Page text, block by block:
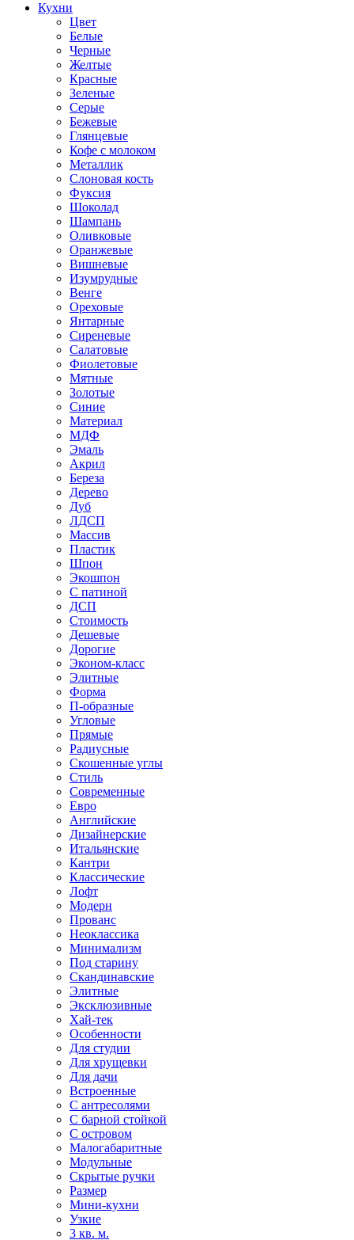
Кухни
Цвет
Белые
Черные
Желтые
Красные
Зеленые
Серые
Бежевые
Глянцевые
Кофе с молоком
Металлик
Слоновая кость
Фуксия
Шоколад
Шампань
Оливковые
Оранжевые
Вишневые
Изумрудные
Венге
Ореховые
Янтарные
Сиреневые
Салатовые
Фиолетовые
Мятные
Золотые
Синие
Материал
МДФ
Эмаль
Акрил
Береза
Дерево
Дуб
ЛДСП
Массив
Пластик
Шпон
Экошпон
С патиной
ДСП
Стоимость
Дешевые
Дорогие
Эконом-класс
Элитные
Форма
П-образные
Угловые
Прямые
Радиусные
Скошенные углы
Стиль
Современные
Евро
Английские
Дизайнерские
Итальянские
Кантри
Классические
Лофт
Модерн
Прованс
Неоклассика
Минимализм
Под старину
Скандинавские
Элитные
Эксклюзивные
Хай-тек
Особенности
Для студии
Для хрущевки
Для дачи
Встроенные
С антресолями
С барной стойкой
С островом
Малогабаритные
Модульные
Скрытые ручки
Размер
Мини-кухни
Узкие
3 кв. м.